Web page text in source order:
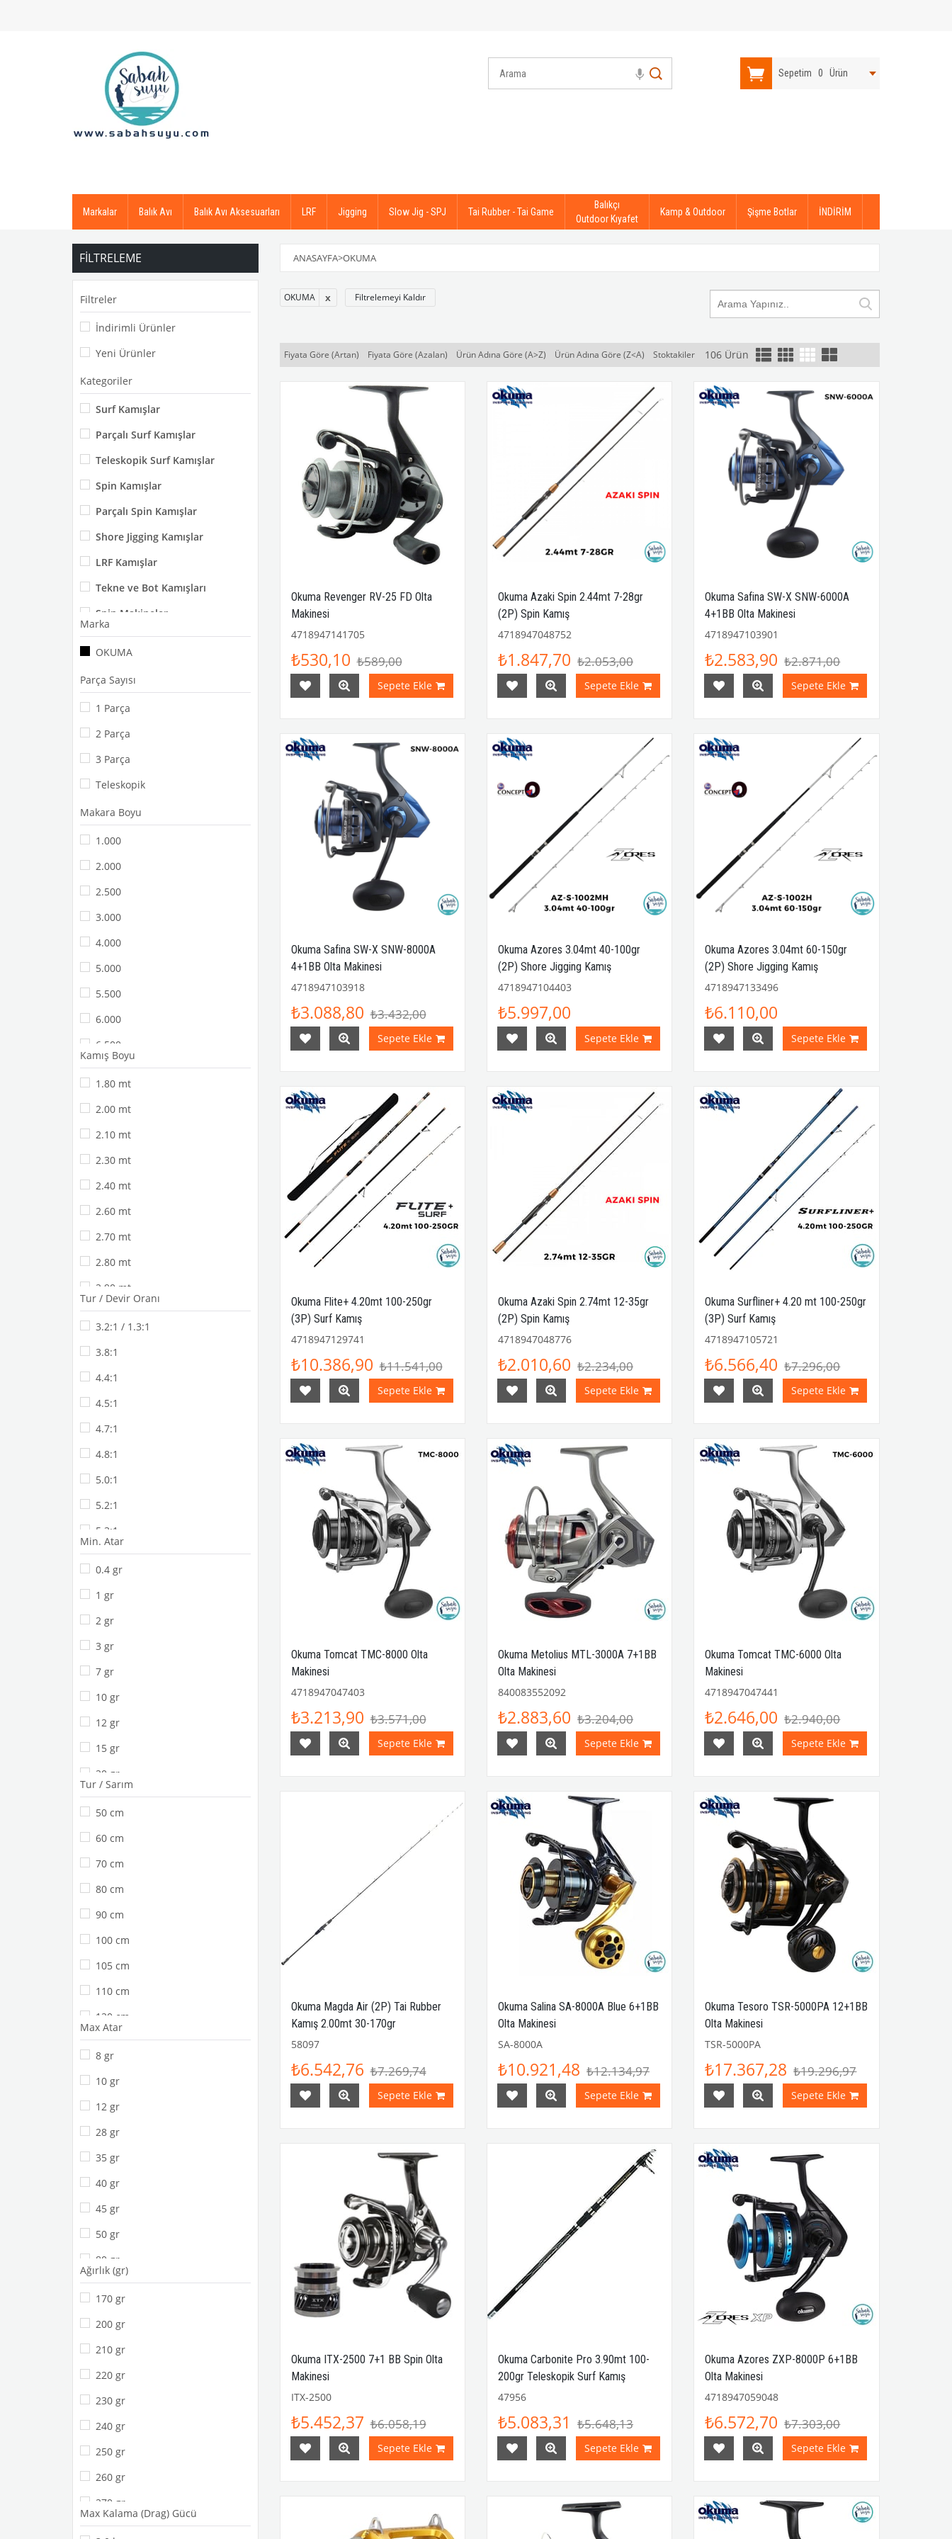
Sepetim 0 Ürün
Markalar Balık Avı Balık Avı Aksesuarları LRF Jigging Slow Jig - SPJ Tai Rubber - Tai Game
Balıkçı
Outdoor Kıyafet
Kamp & Outdoor Şişme Botlar İNDİRİM
FILTRELEME
Filtreler
İndirimli Ürünler
Yeni Ürünler
Kategoriler
Surf Kamışlar
Parçalı Surf Kamışlar
Teleskopik Surf Kamışlar
Spin Kamışlar
Parçalı Spin Kamışlar
Shore Jigging Kamışlar
LRF Kamışlar
Tekne ve Bot Kamışları
Spin Makineler
Surf Makineler
Jig Çıkrık Makineler
Trolling Çıkrık Makineler
Genel Kullanım Makineler
Spinning Jig Makineleri
Slow Jigging / SPJ Kamışlar
Slow Jigging / SPJ Kamışlar
Popping Kamışlar
Tai Rubber Kamışlar
Sazan Makineleri
Baitrunner - Feeder Makineler
İNDİRİM
LRF Kamışlar
Balık Avı
Olta / Kamışları
Balık Avı Aksesuarları
LRF Makineler
Marka
OKUMA
Parça Sayısı
1 Parça
2 Parça
3 Parça
Teleskopik
Makara Boyu
1.000
2.000
2.500
3.000
4.000
5.000
5.500
6.000
6.500
8.000
Kamış Boyu
1.80 mt
2.00 mt
2.10 mt
2.30 mt
2.40 mt
2.60 mt
2.70 mt
2.80 mt
2.90 mt
3.00 mt
Tur / Devir Oranı
3.2:1 / 1.3:1
3.8:1
4.4:1
4.5:1
4.7:1
4.8:1
5.0:1
5.2:1
5.3:1
5.4:1
Min. Atar
0.4 gr
1 gr
2 gr
3 gr
7 gr
10 gr
12 gr
15 gr
20 gr
40 gr
Tur / Sarım
50 cm
60 cm
70 cm
80 cm
90 cm
100 cm
105 cm
110 cm
120 cm
Max Atar
8 gr
10 gr
12 gr
28 gr
35 gr
40 gr
45 gr
50 gr
80 gr
100 gr
Ağırlık (gr)
170 gr
200 gr
210 gr
220 gr
230 gr
240 gr
250 gr
260 gr
270 gr
280 gr
Max Kalama (Drag) Gücü
ANASAYFA>OKUMA
OKUMA Filtrelemeyi Kaldır
Fiyata Göre (Artan) Fiyata Göre (Azalan) Ürün Adına Göre (A>Z) Ürün Adına Göre (Z<A) Stoktakiler 106 Ürün
Okuma Revenger RV-25 FD Olta
Makinesi
4718947141705
₺530,10 ₺589,00
Sepete Ekle
Okuma Azaki Spin 2.44mt 7-28gr
(2P) Spin Kamış
4718947048752
₺1.847,70 ₺2.053,00
Sepete Ekle
Okuma Safina SW-X SNW-6000A
4+1BB Olta Makinesi
4718947103901
₺2.583,90 ₺2.871,00
Sepete Ekle
Okuma Safina SW-X SNW-8000A
4+1BB Olta Makinesi
4718947103918
₺3.088,80 ₺3.432,00
Sepete Ekle
Okuma Azores 3.04mt 40-100gr
(2P) Shore Jigging Kamış
4718947104403
₺5.997,00
Sepete Ekle
Okuma Azores 3.04mt 60-150gr
(2P) Shore Jigging Kamış
4718947133496
₺6.110,00
Sepete Ekle
Okuma Flite+ 4.20mt 100-250gr
(3P) Surf Kamış
4718947129741
₺10.386,90 ₺11.541,00
Sepete Ekle
Okuma Azaki Spin 2.74mt 12-35gr
(2P) Spin Kamış
4718947048776
₺2.010,60 ₺2.234,00
Sepete Ekle
Okuma Surfliner+ 4.20 mt 100-250gr
(3P) Surf Kamış
4718947105721
₺6.566,40 ₺7.296,00
Sepete Ekle
Okuma Tomcat TMC-8000 Olta
Makinesi
4718947047403
₺3.213,90 ₺3.571,00
Sepete Ekle
Okuma Metolius MTL-3000A 7+1BB
Olta Makinesi
840083552092
₺2.883,60 ₺3.204,00
Sepete Ekle
Okuma Tomcat TMC-6000 Olta
Makinesi
4718947047441
₺2.646,00 ₺2.940,00
Sepete Ekle
Okuma Magda Air (2P) Tai Rubber
Kamış 2.00mt 30-170gr
58097
₺6.542,76 ₺7.269,74
Sepete Ekle
Okuma Salina SA-8000A Blue 6+1BB
Olta Makinesi
SA-8000A
₺10.921,48 ₺12.134,97
Sepete Ekle
Okuma Tesoro TSR-5000PA 12+1BB
Olta Makinesi
TSR-5000PA
₺17.367,28 ₺19.296,97
Sepete Ekle
Okuma ITX-2500 7+1 BB Spin Olta
Makinesi
ITX-2500
₺5.452,37 ₺6.058,19
Sepete Ekle
Okuma Carbonite Pro 3.90mt 100-
200gr Teleskopik Surf Kamış
47956
₺5.083,31 ₺5.648,13
Sepete Ekle
Okuma Azores ZXP-8000P 6+1BB
Olta Makinesi
4718947059048
₺6.572,70 ₺7.303,00
Sepete Ekle